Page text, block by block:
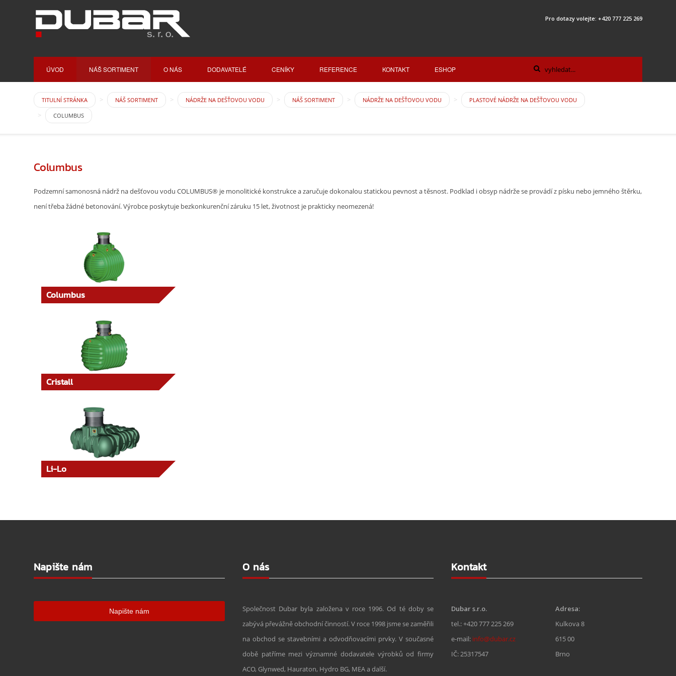
Pro dotazy volejte: +420 777 225 269
ÚVOD NÁŠ SORTIMENT O NÁS DODAVATELÉ CENÍKY REFERENCE KONTAKT ESHOP
TITULNÍ STRÁNKA NÁŠ SORTIMENT NÁDRŽE NA DEŠŤOVOU VODU NÁŠ SORTIMENT NÁDRŽE NA DEŠŤOVOU VODU PLASTOVÉ NÁDRŽE NA DEŠŤOVOU VODU
COLUMBUS
Columbus
Podzemní samonosná nádrž na dešťovou vodu COLUMBUS® je monolitické konstrukce a zaručuje dokonalou statickou pevnost a těsnost. Podklad i obsyp nádrže se provádí z písku nebo jemného štěrku,
není třeba žádné betonování. Výrobce poskytuje bezkonkurenční záruku 15 let, životnost je prakticky neomezená!
Columbus
Cristall
Li-Lo
Napište nám O nás
Společnost Dubar byla založena v roce 1996. Od té doby se
zabývá převážně obchodní činností. V roce 1998 jsme se zaměřili
na obchod se stavebními a odvodňovacími prvky. V současné
době patříme mezi významné dodavatele výrobků od firmy
ACO, Glynwed, Hauraton, Hydro BG, MEA a další.
Kontakt
Dubar s.r.o.
tel.: +420 777 225 269
e-mail: info@dubar.cz
IČ: 25317547
Adresa:
Kulkova 8
615 00
Brno